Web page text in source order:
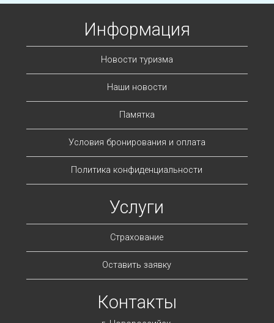
Информация
Новости туризма
Наши новости
Памятка
Условия бронирования и оплата
Политика конфиденциальности
Услуги
Страхование
Оставить заявку
Контакты